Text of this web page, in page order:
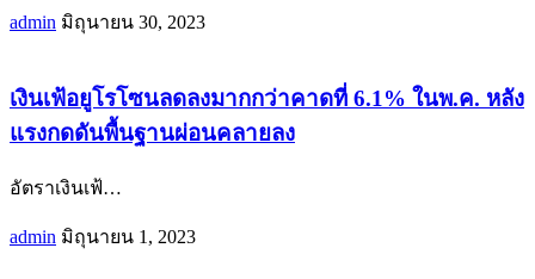
admin มิถุนายน 30, 2023
เงินเฟ้อยูโรโซนลดลงมากกว่าคาดที่ 6.1% ในพ.ค. หลัง
แรงกดดันพื้นฐานผ่อนคลายลง
อัตราเงินเฟ้…
admin มิถุนายน 1, 2023